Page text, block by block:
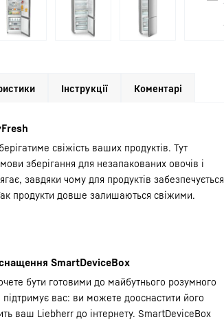
Інструкції Коментарі
свіжість ваших продуктів. Тут
зберігання для незапакованих овочів і
завдяки чому для продуктів забезпечується
продукти довше залишаються свіжими.
SmartDeviceBox
бути готовими до майбутнього розумного
вас: ви можете дооснастити його
ваш Liebherr до інтернету. SmartDeviceBox